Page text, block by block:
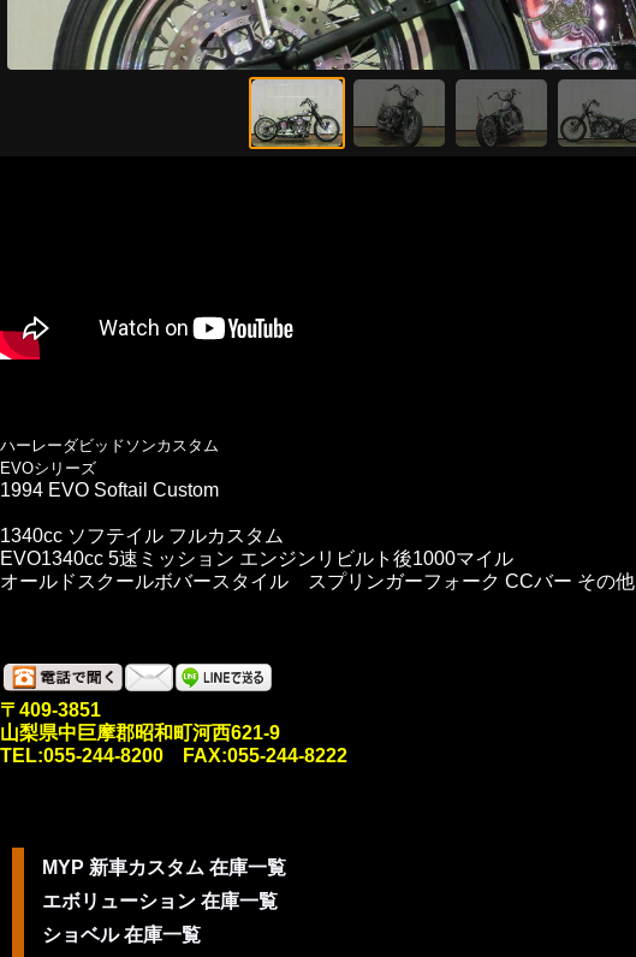
ハーレーダビッドソンカスタム
EVOシリーズ
1994 EVO Softail Custom
1340cc ソフテイル フルカスタム
EVO1340cc 5速ミッション エンジンリビルト後1000マイル
オールドスクールボバースタイル スプリンガーフォーク CCバー その他
〒409-3851
山梨県中巨摩郡昭和町河西621-9
TEL:055-244-8200 FAX:055-244-8222
MYP 新車カスタム 在庫一覧
エボリューション 在庫一覧
ショベル 在庫一覧